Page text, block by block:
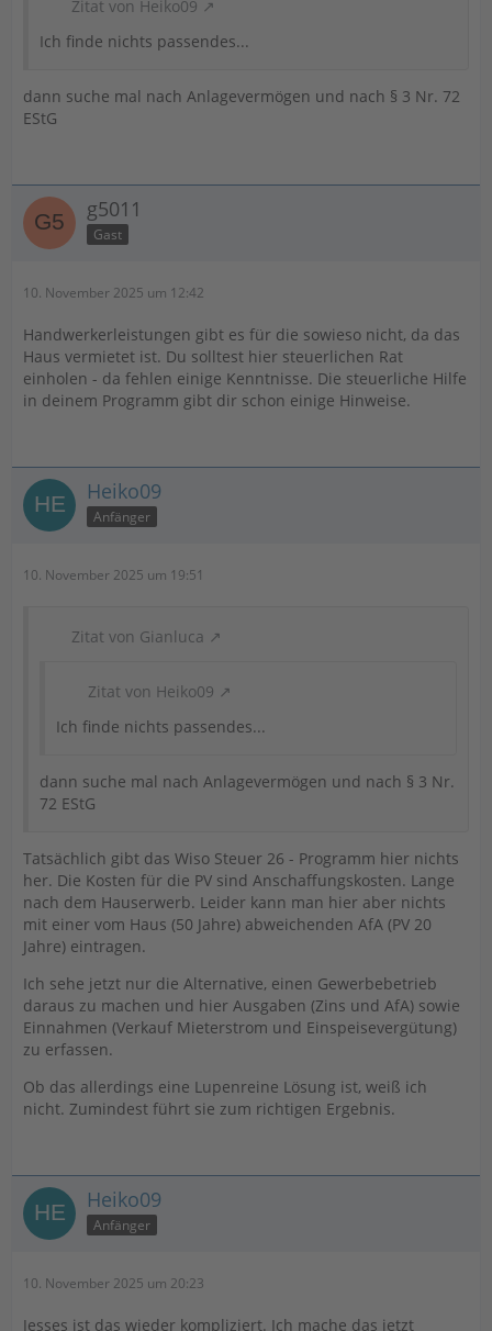
Zitat von Heiko09
Ich finde nichts passendes...
dann suche mal nach Anlagevermögen und nach § 3 Nr. 72
EStG
g5011
Gast
10. November 2025 um 12:42
Handwerkerleistungen gibt es für die sowieso nicht, da das
Haus vermietet ist. Du solltest hier steuerlichen Rat
einholen - da fehlen einige Kenntnisse. Die steuerliche Hilfe
in deinem Programm gibt dir schon einige Hinweise.
Heiko09
Anfänger
10. November 2025 um 19:51
Zitat von Gianluca
Zitat von Heiko09
Ich finde nichts passendes...
dann suche mal nach Anlagevermögen und nach § 3 Nr.
72 EStG
Tatsächlich gibt das Wiso Steuer 26 - Programm hier nichts
her. Die Kosten für die PV sind Anschaffungskosten. Lange
nach dem Hauserwerb. Leider kann man hier aber nichts
mit einer vom Haus (50 Jahre) abweichenden AfA (PV 20
Jahre) eintragen.
Ich sehe jetzt nur die Alternative, einen Gewerbebetrieb
daraus zu machen und hier Ausgaben (Zins und AfA) sowie
Einnahmen (Verkauf Mieterstrom und Einspeisevergütung)
zu erfassen.
Ob das allerdings eine Lupenreine Lösung ist, weiß ich
nicht. Zumindest führt sie zum richtigen Ergebnis.
Heiko09
Anfänger
10. November 2025 um 20:23
Jesses ist das wieder kompliziert. Ich mache das jetzt